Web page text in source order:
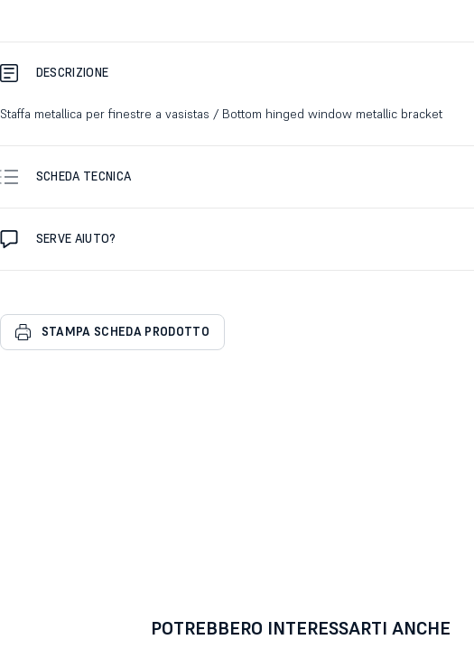
DESCRIZIONE
Staffa metallica per finestre a vasistas / Bottom hinged window metallic bracket
SCHEDA TECNICA
SERVE AIUTO?
STAMPA SCHEDA PRODOTTO
POTREBBERO INTERESSARTI ANCHE